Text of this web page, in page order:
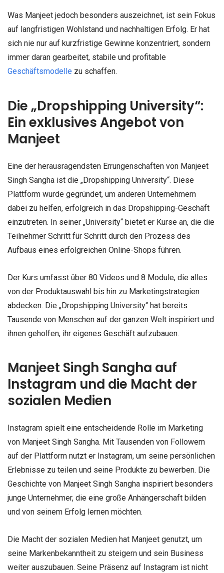
Was Manjeet jedoch besonders auszeichnet, ist sein Fokus
auf langfristigen Wohlstand und nachhaltigen Erfolg. Er hat
sich nie nur auf kurzfristige Gewinne konzentriert, sondern
immer daran gearbeitet, stabile und profitable
Geschäftsmodelle zu schaffen.
Die „Dropshipping University“:
Ein exklusives Angebot von
Manjeet
Eine der herausragendsten Errungenschaften von Manjeet
Singh Sangha ist die „Dropshipping University“. Diese
Plattform wurde gegründet, um anderen Unternehmern
dabei zu helfen, erfolgreich in das Dropshipping-Geschäft
einzutreten. In seiner „University“ bietet er Kurse an, die die
Teilnehmer Schritt für Schritt durch den Prozess des
Aufbaus eines erfolgreichen Online-Shops führen.
Der Kurs umfasst über 80 Videos und 8 Module, die alles
von der Produktauswahl bis hin zu Marketingstrategien
abdecken. Die „Dropshipping University“ hat bereits
Tausende von Menschen auf der ganzen Welt inspiriert und
ihnen geholfen, ihr eigenes Geschäft aufzubauen.
Manjeet Singh Sangha auf
Instagram und die Macht der
sozialen Medien
Instagram spielt eine entscheidende Rolle im Marketing
von Manjeet Singh Sangha. Mit Tausenden von Followern
auf der Plattform nutzt er Instagram, um seine persönlichen
Erlebnisse zu teilen und seine Produkte zu bewerben. Die
Geschichte von Manjeet Singh Sangha inspiriert besonders
junge Unternehmer, die eine große Anhängerschaft bilden
und von seinem Erfolg lernen möchten.
Die Macht der sozialen Medien hat Manjeet genutzt, um
seine Markenbekanntheit zu steigern und sein Business
weiter auszubauen. Seine Präsenz auf Instagram ist nicht